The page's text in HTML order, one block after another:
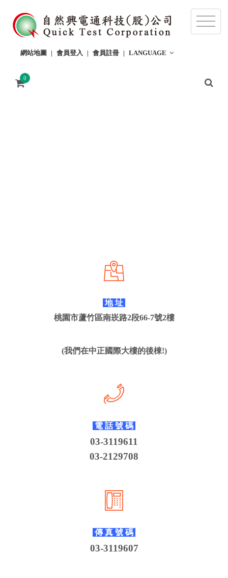
網站地圖 會員登入 會員註冊 LANGUAGE
0
地 址
桃園市蘆竹區南崁路2段66-7號2樓
(我們在中正國際大樓的後棟!)
電 話 號 碼
03-3119611
03-2129708
傳 真 號 碼
03-3119607